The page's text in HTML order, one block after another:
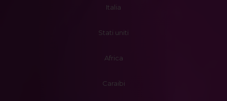
Italia
Stati uniti
Africa
Caraibi